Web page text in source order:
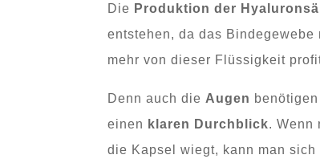
Die Produktion der
entstehen, da das
mehr von dieser Flüssigkeit
Denn auch die Augen
einen klaren Durchblick. Wenn
die Kapsel wiegt, kann man